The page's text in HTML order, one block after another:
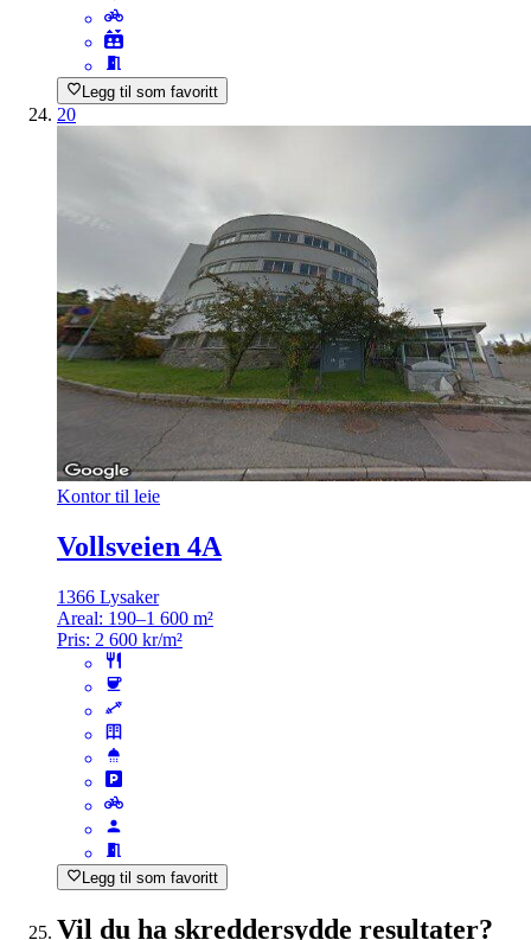
Legg til som favoritt
20
Kontor til leie
Vollsveien 4A
1366 Lysaker
Areal: 190–1 600 m²
Pris: 2 600 kr/m²
Legg til som favoritt
Vil du ha skreddersydde resultater?